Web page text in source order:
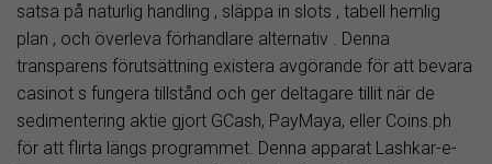
satsa på naturlig handling , släppa in slots , tabell hemlig
plan , och överleva förhandlare alternativ . Denna
transparens förutsättning existera avgörande för att bevara
casinot s fungera tillstånd och ger deltagare tillit när de
sedimentering aktie gjort GCash, PayMaya, eller Coins.ph
för att flirta längs programmet. Denna apparat Lashkar-e-